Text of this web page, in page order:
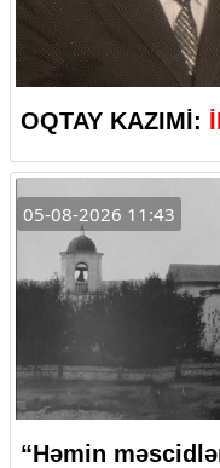
OQTAY KAZIMİ:
05-08-2026 11:43
“Həmin